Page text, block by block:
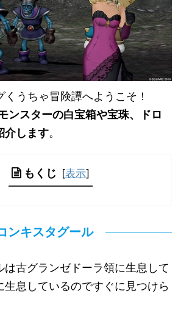
くうちゃ冒険譚へようこそ！
ンスターの白宝箱や宝珠、ドロ
介します。
もくじ [表示]
ンキスタグール
は古グランゼドーラ領に生息して
生息しているのですぐに見つけら